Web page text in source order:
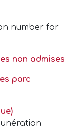
number for
non admises
parc